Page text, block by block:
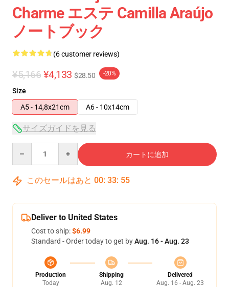
Charme エステ Camilla Araújo
ノートブック
(6 customer reviews)
¥5,166 ¥4,133 $28.50 -20%
Size
A5 - 14,8x21cm
A6 - 10x14cm
サイズガイドを見る
カートに追加
このセールはあと 00: 33: 54
Deliver to United States
Cost to ship:$6.99
Standard - Order today to get byAug. 16 - Aug. 23
Production
Today
Shipping
Aug. 12
Delivered
Aug. 16 - Aug. 23